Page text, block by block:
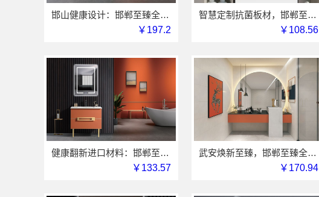
邯山健康设计：邯郸至臻全宅新材料有限公司打造无醛空间
￥197.2
智慧定制抗菌板材，邯郸至臻全宅新材料有限公司引领智能家居新时代
￥108.56
健康翻新进口材料：邯郸至臻全宅新材料有限公司提供
￥133.57
武安焕新至臻，邯郸至臻全宅新材料有限公司智造美学空间
￥170.94